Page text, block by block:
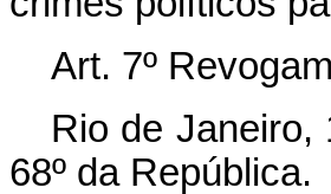
Art. 7º
Rio de Janeiro,
68º da República.